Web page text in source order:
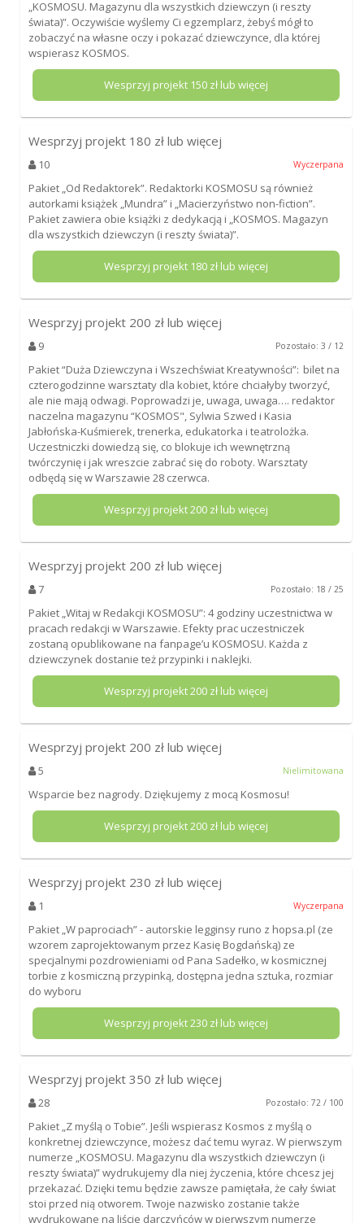
„KOSMOSU. Magazynu dla wszystkich dziewczyn (i reszty
świata)”. Oczywiście wyślemy Ci egzemplarz, żebyś mógł to
zobaczyć na własne oczy i pokazać dziewczynce, dla której
wspierasz KOSMOS.
Wesprzyj projekt 150zł lub więcej
Wesprzyj projekt 180 zł lub więcej
10 Wyczerpana
Pakiet „Od Redaktorek”. Redaktorki KOSMOSU są również
autorkami książek „Mundra” i „Macierzyństwo non-fiction”.
Pakiet zawiera obie książki z dedykacją i „KOSMOS. Magazyn
dla wszystkich dziewczyn (i reszty świata)”.
Wesprzyj projekt 180zł lub więcej
Wesprzyj projekt 200 zł lub więcej
9 Pozostało: 3 / 12
Pakiet “Duża Dziewczyna i Wszechświat Kreatywności”: bilet na
czterogodzinne warsztaty dla kobiet, które chciałyby tworzyć,
ale nie mają odwagi. Poprowadzi je, uwaga, uwaga…. redaktor
naczelna magazynu “KOSMOS", Sylwia Szwed i Kasia
Jabłońska-Kuśmierek, trenerka, edukatorka i teatrolożka.
Uczestniczki dowiedzą się, co blokuje ich wewnętrzną
twórczynię i jak wreszcie zabrać się do roboty. Warsztaty
odbędą się w Warszawie 28 czerwca.
Wesprzyj projekt200zł lub więcej
Wesprzyj projekt 200 zł lub więcej
7 Pozostało: 18 / 25
Pakiet „Witaj w Redakcji KOSMOSU”: 4 godziny uczestnictwa w
pracach redakcji w Warszawie. Efekty prac uczestniczek
zostaną opublikowane na fanpage’u KOSMOSU. Każda z
dziewczynek dostanie też przypinki i naklejki.
Wesprzyj projekt200zł lub więcej
Wesprzyj projekt 200 zł lub więcej
5 Nielimitowana
Wsparcie bez nagrody. Dziękujemy z mocą Kosmosu!
Wesprzyj projekt200zł lub więcej
Wesprzyj projekt 230 zł lub więcej
1 Wyczerpana
Pakiet „W paprociach” - autorskie legginsy runo z hopsa.pl (ze
wzorem zaprojektowanym przez Kasię Bogdańską) ze
specjalnymi pozdrowieniami od Pana Sadełko, w kosmicznej
torbie z kosmiczną przypinką, dostępna jedna sztuka, rozmiar
do wyboru
Wesprzyj projekt230zł lub więcej
Wesprzyj projekt 350 zł lub więcej
28 Pozostało: 72 / 100
Pakiet „Z myślą o Tobie”. Jeśli wspierasz Kosmos z myślą o
konkretnej dziewczynce, możesz dać temu wyraz. W pierwszym
numerze „KOSMOSU. Magazynu dla wszystkich dziewczyn (i
reszty świata)” wydrukujemy dla niej życzenia, które chcesz jej
przekazać. Dzięki temu będzie zawsze pamiętała, że cały świat
stoi przed nią otworem. Twoje nazwisko zostanie także
wydrukowane na liście darczyńców w pierwszym numerze